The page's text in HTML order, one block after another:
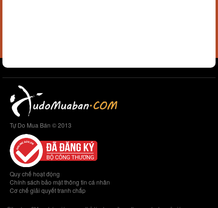
Tự Do Mua Bán © 2013
Quy chế hoạt động
Chính sách bảo mật thông tin cá nhân
Cơ chế giải quyết tranh chấp